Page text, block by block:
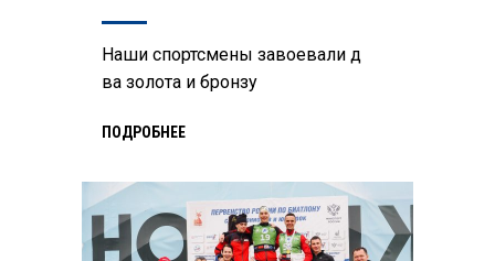
Наши спортсмены завоевали д
ва золота и бронзу
ПОДРОБНЕЕ